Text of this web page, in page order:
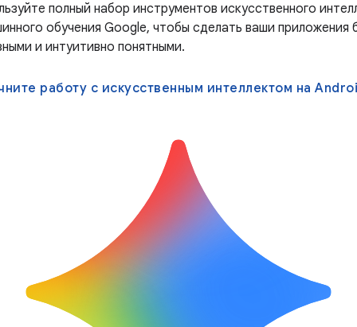
полный набор инструментов искусственного
обучения Google, чтобы сделать ваши приложения
и интуитивно понятными.
работу с искусственным интеллектом на